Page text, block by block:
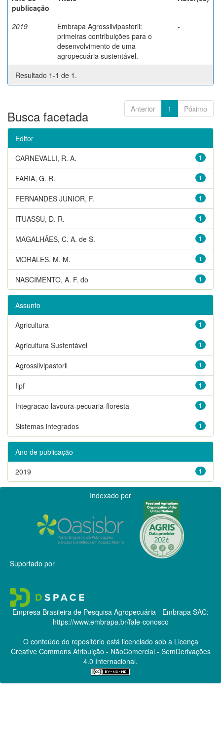
publicação
2019
Embrapa Agrossilvipastoril:
primeiras contribuições para o
desenvolvimento de uma
agropecuária sustentável.
-
Resultado 1-1 de 1.
Anterior 1 Póximo
Busca facetada
Editor
1
CARNEVALLI, R. A.
1
FARIA, G. R.
1
FERNANDES JUNIOR, F.
1
ITUASSU, D. R.
1
MAGALHÃES, C. A. de S.
1
MORALES, M. M.
1
NASCIMENTO, A. F. do
Assunto
1
Agricultura
1
Agricultura Sustentável
1
Agrossilvipastoril
1
Ilpf
1
Integracao lavoura-pecuaria-floresta
1
Sistemas integrados
Ano de publicação
1
2019
Indexado por
Suportado por
Empresa Brasileira de Pesquisa Agropecuária - Embrapa SAC:
https://www.embrapa.br/fale-conosco
O conteúdo do repositório está licenciado sob a Licença
Creative CommonsAtribuição - NãoComercial - SemDerivações
4.0 Internacional.